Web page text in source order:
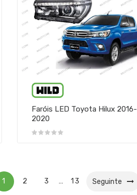
Faróis LED Toyota Hilux 2016-
2020
1 2 3 … 13 Seguinte